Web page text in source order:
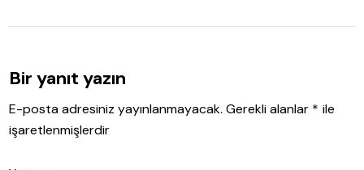
Bir yanıt yazın
E-posta adresiniz yayınlanmayacak. Gerekli alanlar * ile
işaretlenmişlerdir